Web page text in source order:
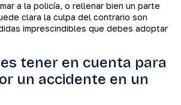
a la policía, o rellenar bien un parte
clara la culpa del contrario son
imprescindibles que debes adoptar
tener en cuenta para
un accidente en un